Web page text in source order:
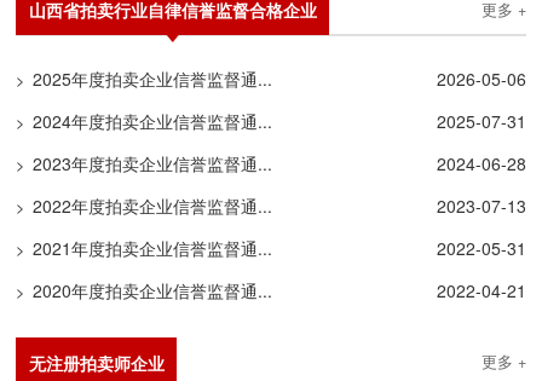
山西省拍卖行业自律信誉监督合格企业 更多 +
> 2025年度拍卖企业信誉监督通... 2026-05-06
> 2024年度拍卖企业信誉监督通... 2025-07-31
> 2023年度拍卖企业信誉监督通... 2024-06-28
> 2022年度拍卖企业信誉监督通... 2023-07-13
> 2021年度拍卖企业信誉监督通... 2022-05-31
> 2020年度拍卖企业信誉监督通... 2022-04-21
无注册拍卖师企业 更多 +